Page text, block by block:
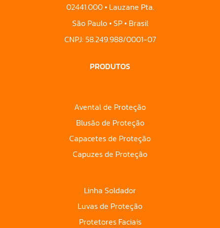
02441.000 • Lauzane Pta.
São Paulo • SP • Brasil
CNPJ: 58.249.988/0001-07
PRODUTOS
Avental de Proteção
Blusão de Proteção
Capacetes de Proteção
Capuzes de Proteção
Linha Soldador
Luvas de Proteção
Protetores Faciais